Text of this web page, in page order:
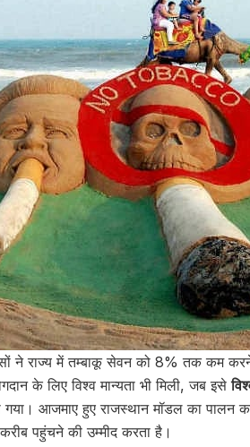
ने राज्य में तम्बाकू सेवन को 8% तक कम
के लिए विश्व मान्यता भी मिली, जब इसे
गया। आजमाए हुए राजस्थान मॉडल का
पहुंचने की उम्मीद करता है।